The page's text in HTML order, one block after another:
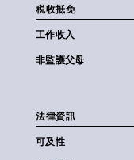
税收抵免
工作收入
非監護父母
法律資訊
可及性